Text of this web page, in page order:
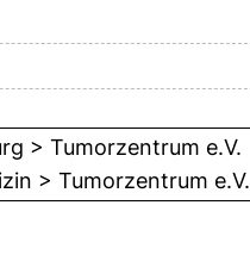
> Tumorzentrum e.V.
> Tumorzentrum e.V.